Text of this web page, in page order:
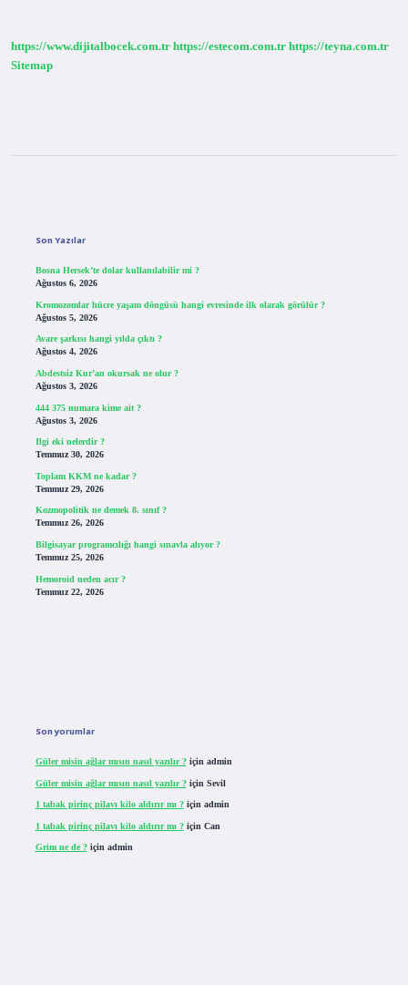
https://www.dijitalbocek.com.tr https://estecom.com.tr https://teyna.com.tr
Sitemap
Son Yazılar
Bosna Hersek’te dolar kullanılabilir mi ?
Ağustos 6, 2026
Kromozomlar hücre yaşam döngüsü hangi evresinde ilk olarak görülür ?
Ağustos 5, 2026
Avare şarkısı hangi yılda çıktı ?
Ağustos 4, 2026
Abdestsiz Kur’an okursak ne olur ?
Ağustos 3, 2026
444 375 numara kime ait ?
Ağustos 3, 2026
Ilgi eki nelerdir ?
Temmuz 30, 2026
Toplam KKM ne kadar ?
Temmuz 29, 2026
Kozmopolitik ne demek 8. sınıf ?
Temmuz 26, 2026
Bilgisayar programcılığı hangi sınavla alıyor ?
Temmuz 25, 2026
Hemoroid neden acır ?
Temmuz 22, 2026
Son yorumlar
Güler misin ağlar mısın nasıl yazılır ?için admin
Güler misin ağlar mısın nasıl yazılır ?için Sevil
1 tabak pirinç pilavı kilo aldırır mı ?için admin
1 tabak pirinç pilavı kilo aldırır mı ?için Can
Grim ne de ?için admin